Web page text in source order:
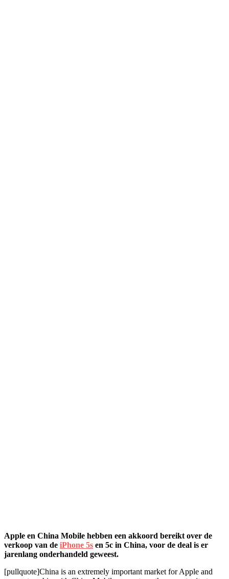
Apple en China Mobile hebben een akkoord bereikt over de
verkoop van de iPhone 5s en 5c in China, voor de deal is er
jarenlang onderhandeld geweest.
[pullquote]China is an extremely important market for Apple and